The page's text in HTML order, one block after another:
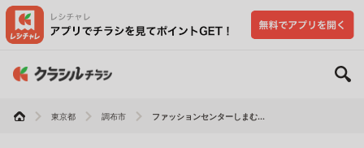
東京都 調布市 ファッションセンターしまむ...